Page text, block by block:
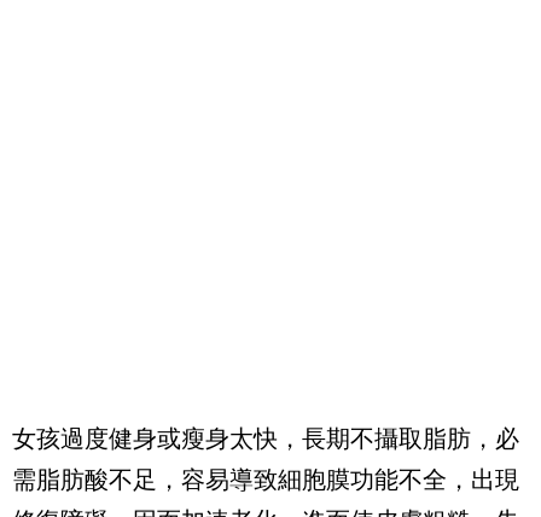
女孩過度健身或瘦身太快，長期不攝取脂肪，必
需脂肪酸不足，容易導致細胞膜功能不全，出現